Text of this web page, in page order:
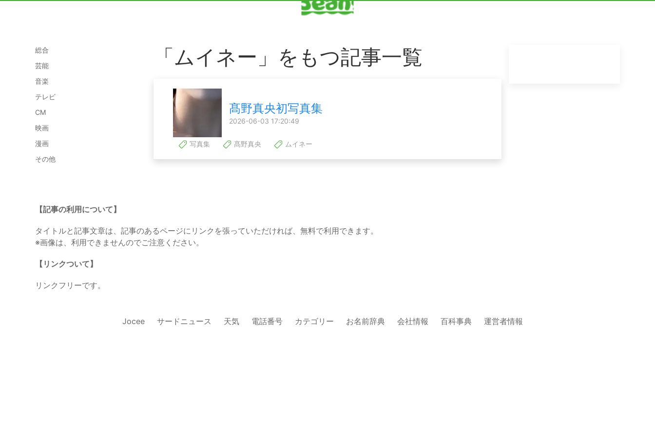
総合
芸能
音楽
テレビ
CM
映画
漫画
その他
「ムイネー」をもつ記事一覧
髙野真央初写真集
2026-06-03 17:20:49
写真集 髙野真央 ムイネー
【記事の利用について】
タイトルと記事文章は、記事のあるページにリンクを張っていただければ、無料で利用できます。
※画像は、利用できませんのでご注意ください。
【リンクついて】
リンクフリーです。
Jocee サードニュース 天気 電話番号 カテゴリー お名前辞典 会社情報 百科事典 運営者情報